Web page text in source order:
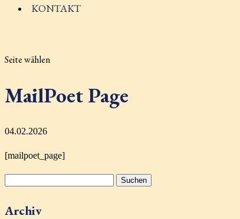
KONTAKT
Seite wählen
MailPoet Page
04.02.2026
[mailpoet_page]
Archiv